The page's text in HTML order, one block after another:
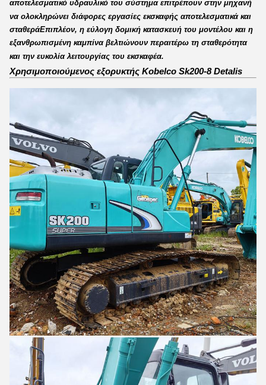
αποτελεσματικό υδραυλικό του σύστημα επιτρέπουν στην μηχανή
να ολοκληρώνει διάφορες εργασίες εκσκαφής αποτελεσματικά και
σταθεράΕπιπλέον, η εύλογη δομική κατασκευή του μοντέλου και η
εξανθρωπισμένη καμπίνα βελτιώνουν περαιτέρω τη σταθερότητα
και την ευκολία λειτουργίας του εκσκαφέα.
Χρησιμοποιούμενος εξορυκτής Kobelco Sk200-8 Detalis